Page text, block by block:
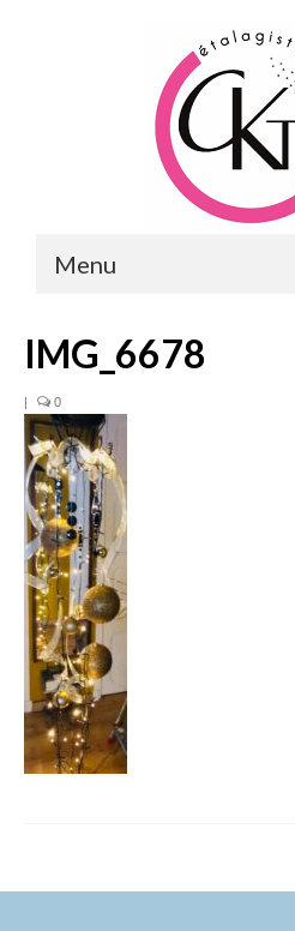
Menu
FORMATIONS
FORMATIONS RH
CONSEILS & PRESTATIONS
REALISATIONS
CONTACT
IMG_6678
| 0